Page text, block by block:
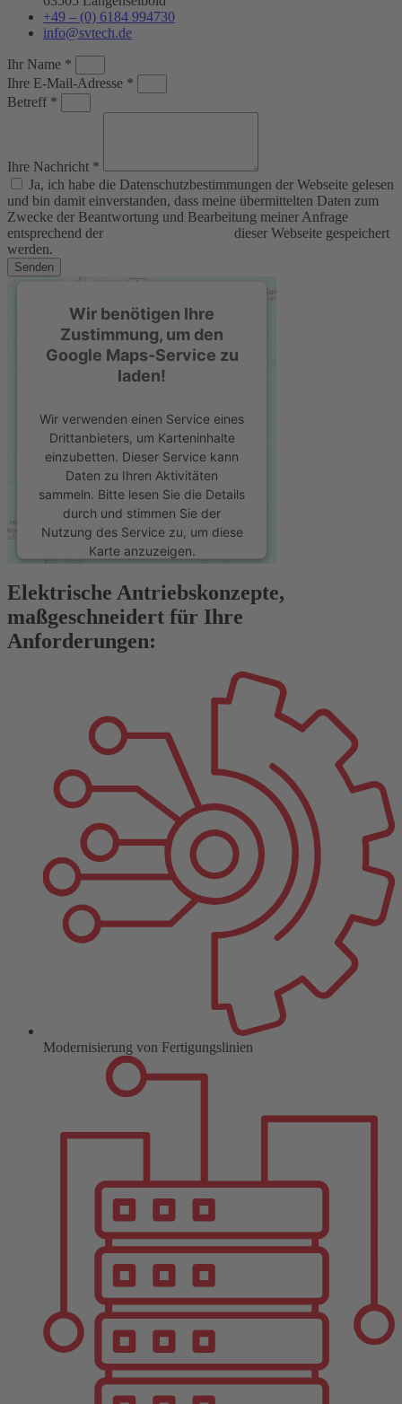
Akzeptieren
powered byUsercentrics Consent
Management Platform
+49 – (0) 6184 994730
info@svtech.de
Ihr Name *
Ihre E-Mail-Adresse *
Betreff *
Ihre Nachricht *
Ja, ich habe die Datenschutzbestimmungen der Webseite gelesen
und bin damit einverstanden, dass meine übermittelten Daten zum
Zwecke der Beantwortung und Bearbeitung meiner Anfrage
entsprechend der
dieser Webseite gespeichert
werden.
Senden
Wir benötigen Ihre
Zustimmung, um den
Google Maps-Service zu
laden!
Wir verwenden einen Service eines
Drittanbieters, um Karteninhalte
einzubetten. Dieser Service kann
Daten zu Ihren Aktivitäten
sammeln. Bitte lesen Sie die Details
durch und stimmen Sie der
Nutzung des Service zu, um diese
Karte anzuzeigen.
Mehr Informationen
Akzeptieren
Usercentrics Consent
eRecht24
Elektrische Antriebskonzepte,
maßgeschneidert für Ihre
Anforderungen:
Modernisierung von Fertigungslinien